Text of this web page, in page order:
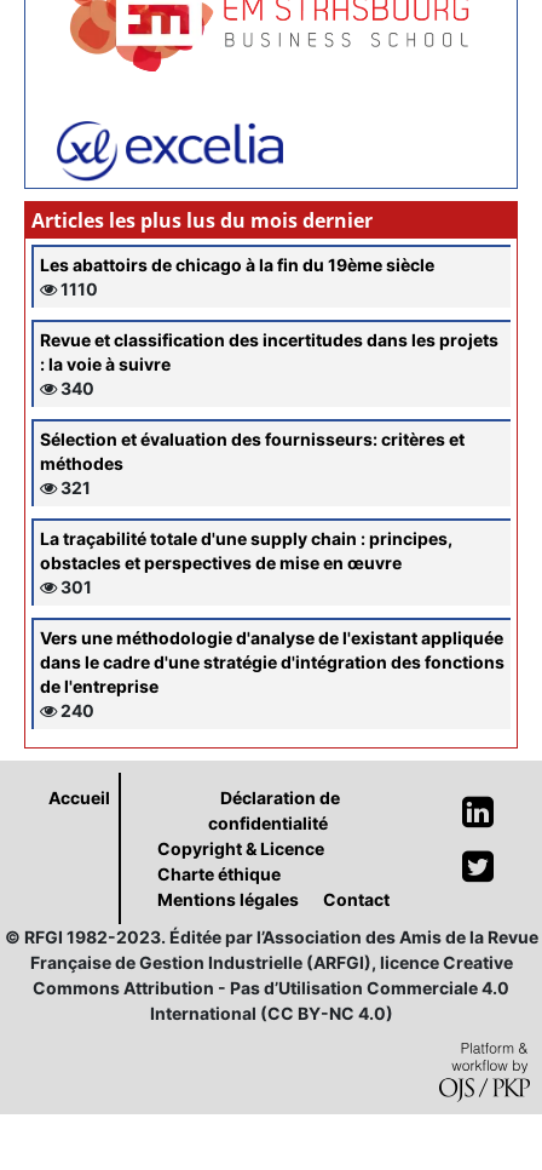
Articles les plus lus du mois dernier
Les abattoirs de chicago à la fin du 19ème siècle
1110
Revue et classification des incertitudes dans les projets
: la voie à suivre
340
Sélection et évaluation des fournisseurs: critères et
méthodes
321
La traçabilité totale d'une supply chain : principes,
obstacles et perspectives de mise en œuvre
301
Vers une méthodologie d'analyse de l'existant appliquée
dans le cadre d'une stratégie d'intégration des fonctions
de l'entreprise
240
Accueil
Déclaration de
confidentialité
Copyright & Licence
Charte éthique
Mentions légales
Contact
© RFGI 1982-2023. Éditée par l’Association des Amis de la Revue
Française de Gestion Industrielle (ARFGI), licence Creative
Commons Attribution - Pas d’Utilisation Commerciale 4.0
International (CC BY-NC 4.0)